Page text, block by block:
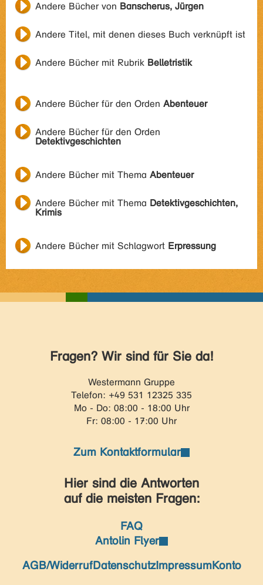
Andere Bücher von Banscherus, Jürgen
Andere Titel, mit denen dieses Buch verknüpft ist
Andere Bücher mit Rubrik Belletristik
Andere Bücher für den Orden Abenteuer
Andere Bücher für den Orden
Detektivgeschichten
Andere Bücher mit Thema Abenteuer
Andere Bücher mit Thema Detektivgeschichten,
Krimis
Andere Bücher mit Schlagwort Erpressung